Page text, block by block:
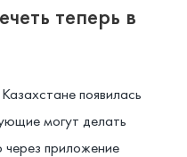
теперь в
появилась
могут делать
через приложение